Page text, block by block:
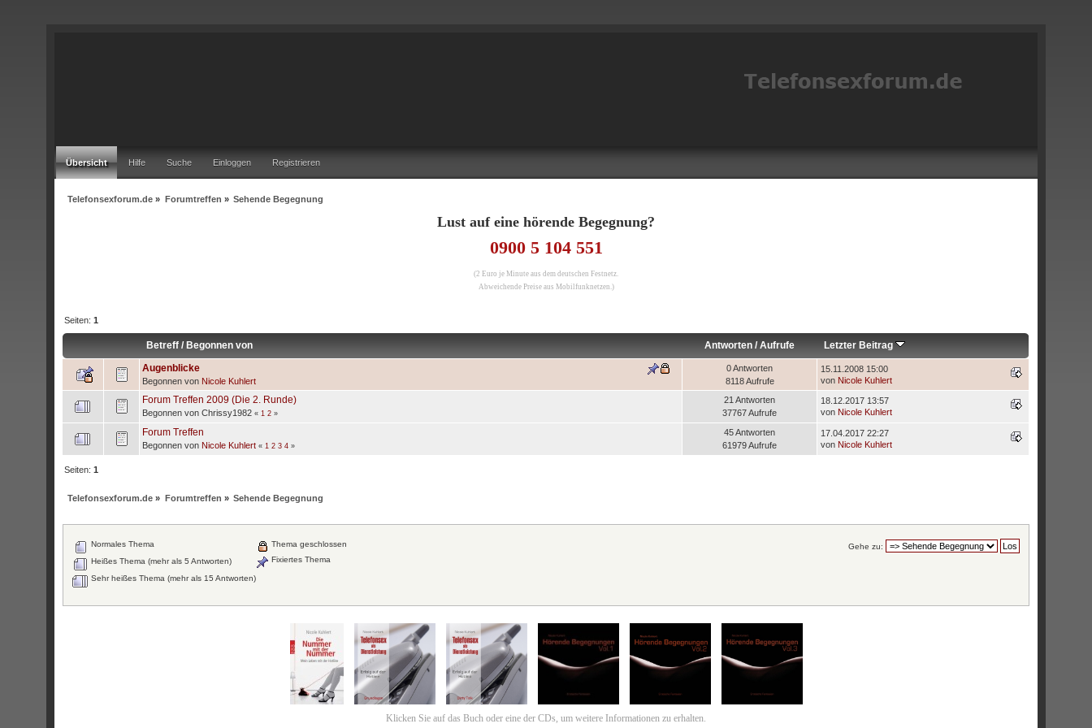
Übersicht Hilfe Suche Einloggen Registrieren
Telefonsexforum.de » Forumtreffen » Sehende Begegnung
Lust auf eine hörende Begegnung?
0900 5 104 551
(2 Euro je Minute aus dem deutschen Festnetz.
Abweichende Preise aus Mobilfunknetzen.)
Seiten:1
Betreff/Begonnen von Antworten/Aufrufe
Letzter Beitrag
Augenblicke
Begonnen von Nicole Kuhlert
0 Antworten
8118 Aufrufe
15.11.2008 15:00
von Nicole Kuhlert
Forum Treffen 2009 (Die 2. Runde)
Begonnen von Chrissy1982«1 2 »
21 Antworten
37767 Aufrufe
18.12.2017 13:57
von Nicole Kuhlert
Forum Treffen
Begonnen von Nicole Kuhlert «1 2 3 4 »
45 Antworten
61979 Aufrufe
17.04.2017 22:27
von Nicole Kuhlert
Seiten:1
Telefonsexforum.de » Forumtreffen » Sehende Begegnung
Gehe zu:
Normales Thema
Heißes Thema (mehr als 5 Antworten)
Sehr heißes Thema (mehr als 15 Antworten)
Thema geschlossen
Fixiertes Thema
Klicken Sie auf das Buch oder eine der CDs, um weitere Informationen zu erhalten.